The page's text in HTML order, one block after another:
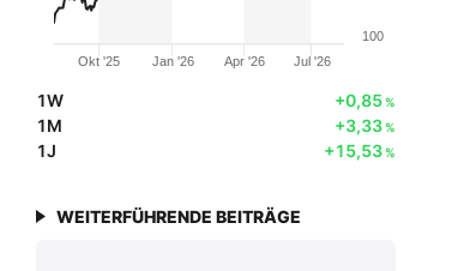
Okt '25 Jan '26 Apr '26 Jul '26
100
1W +0,85%
1M +3,33%
1J +15,53%
WEITERFÜHRENDE BEITRÄGE